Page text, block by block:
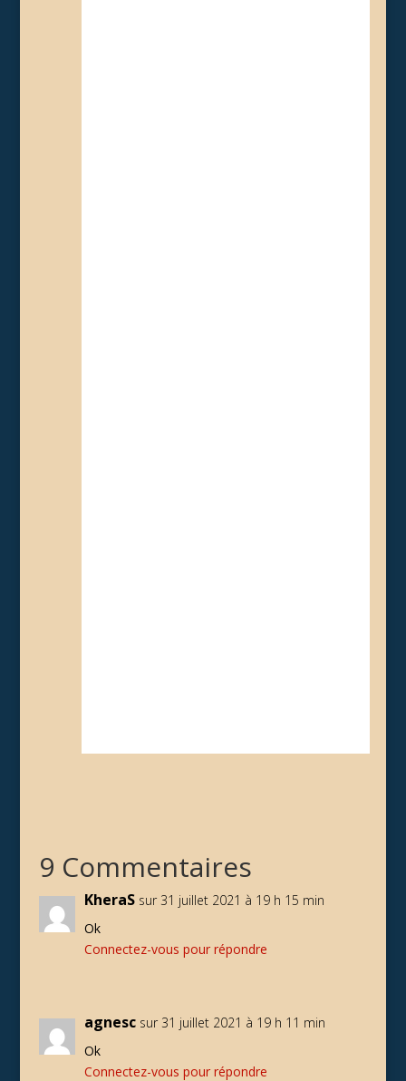
9 Commentaires
KheraS sur 31 juillet 2021 à 19 h 15 min
Ok
Connectez-vous pour répondre
agnesc sur 31 juillet 2021 à 19 h 11 min
Ok
Connectez-vous pour répondre